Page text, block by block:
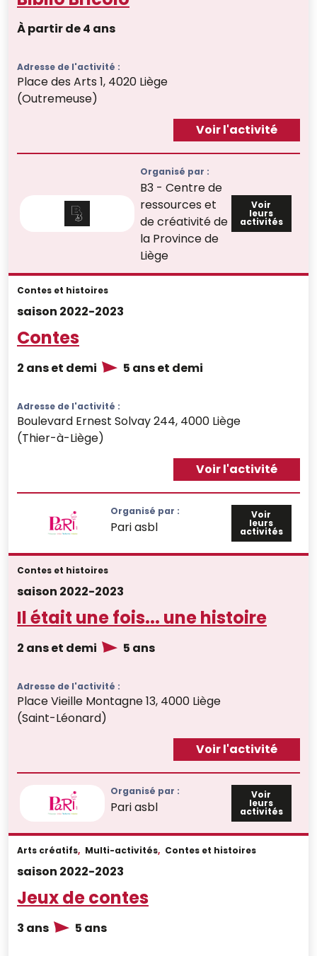
Organisé par :
B3 - Centre de
ressources et
de créativité de
la Province de
Liège
Voir
leurs
activités
À partir de 4 ans
Adresse de l'activité :
Place des Arts 1, 4020 Liège
(Outremeuse)
Voir l'activité
Organisé par :
Pari asbl
Voir
leurs
activités
Contes et histoires
saison 2022-2023
Contes
2 ans et demi 5 ans et demi
Adresse de l'activité :
Boulevard Ernest Solvay 244, 4000 Liège
(Thier-à-Liège)
Voir l'activité
Organisé par :
Pari asbl
Voir
leurs
activités
Contes et histoires
saison 2022-2023
Il était une fois... une histoire
2 ans et demi 5 ans
Adresse de l'activité :
Place Vieille Montagne 13, 4000 Liège
(Saint-Léonard)
Voir l'activité
Arts créatifs, Multi-activités, Contes et histoires
saison 2022-2023
Jeux de contes
3 ans 5 ans